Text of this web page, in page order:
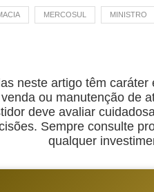
MERCOSUL MINISTRO
neste artigo têm
ou manutenção de
deve avaliar
Sempre consulte
qualquer